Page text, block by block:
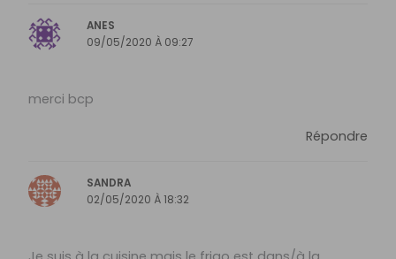
ANES
09/05/2020 À 09:27
merci bcp
Répondre
SANDRA
02/05/2020 À 18:32